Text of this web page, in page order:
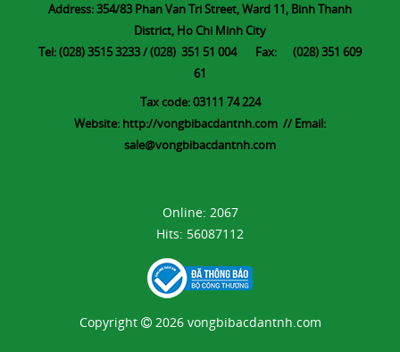
Address: 354/83 Phan Van Tri Street, Ward 11, Binh Thanh
District, Ho Chi Minh City
Tel: (028) 3515 3233 / (028) 351 51 004 Fax: (028) 351 609
61
Tax code: 03111 74 224
Website: http://vongbibacdantnh.com // Email:
sale@vongbibacdantnh.com
Online: 2067
Hits: 56087112
Copyright 2026 vongbibacdantnh.com